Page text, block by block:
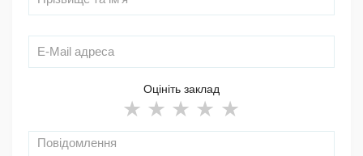
Оцініть заклад